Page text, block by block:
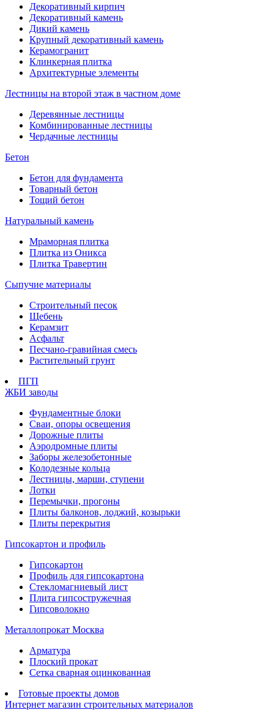
Декоративный кирпич
Декоративный камень
Дикий камень
Крупный декоративный камень
Керамогранит
Клинкерная плитка
Архитектурные элементы
Лестницы на второй этаж в частном доме
Деревянные лестницы
Комбинированные лестницы
Чердачные лестницы
Бетон
Бетон для фундамента
Товарный бетон
Тощий бетон
Натуральный камень
Мраморная плитка
Плитка из Оникса
Плитка Травертин
Сыпучие материалы
Строительный песок
Щебень
Керамзит
Асфальт
Песчано-гравийная смесь
Растительный грунт
ПГП
ЖБИ заводы
Фундаментные блоки
Сваи, опоры освещения
Дорожные плиты
Аэродромные плиты
Заборы железобетонные
Колодезные кольца
Лестницы, марши, ступени
Лотки
Перемычки, прогоны
Плиты балконов, лоджий, козырьки
Плиты перекрытия
Гипсокартон и профиль
Гипсокартон
Профиль для гипсокартона
Стекломагниевый лист
Плита гипсостружечная
Гипсоволокно
Металлопрокат Москва
Арматура
Плоский прокат
Сетка сварная оцинкованная
Готовые проекты домов
Интернет магазин строительных материалов